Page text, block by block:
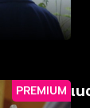
PREMIUM เ